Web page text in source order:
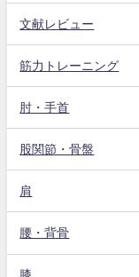
文献レビュー
筋力トレーニング
肘・手首
股関節・骨盤
肩
腰・背骨
膝